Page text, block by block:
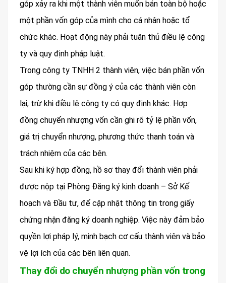
góp xảy ra khi một thành viên muốn bán toàn bộ hoặc
một phần vốn góp của mình cho cá nhân hoặc tổ
chức khác. Hoạt động này phải tuân thủ điều lệ công
ty và quy định pháp luật.
Trong công ty TNHH 2 thành viên, việc bán phần vốn
góp thường cần sự đồng ý của các thành viên còn
lại, trừ khi điều lệ công ty có quy định khác. Hợp
đồng chuyển nhượng vốn cần ghi rõ tỷ lệ phần vốn,
giá trị chuyển nhượng, phương thức thanh toán và
trách nhiệm của các bên.
Sau khi ký hợp đồng, hồ sơ thay đổi thành viên phải
được nộp tại Phòng Đăng ký kinh doanh – Sở Kế
hoạch và Đầu tư, để cập nhật thông tin trong giấy
chứng nhận đăng ký doanh nghiệp. Việc này đảm bảo
quyền lợi pháp lý, minh bạch cơ cấu thành viên và bảo
vệ lợi ích của các bên liên quan.
Thay đổi do chuyển nhượng phần vốn trong